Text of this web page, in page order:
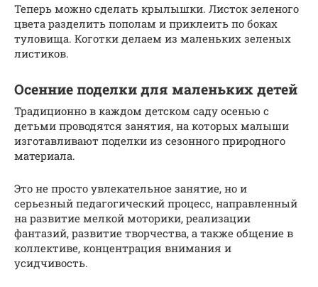
Теперь можно сделать крылышки. Листок зеленого
цвета разделить пополам и приклеить по боках
туловища. Коготки делаем из маленьких зеленых
листиков.
Осенние поделки для маленьких детей
Традиционно в каждом детском саду осенью с
детьми проводятся занятия, на которых малыши
изготавливают поделки из сезонного природного
материала.
Это не просто увлекательное занятие, но и
серьезный педагогический процесс, направленный
на развитие мелкой моторики, реализации
фантазий, развитие творчества, а также общение в
коллективе, концентрация внимания и
усидчивость.